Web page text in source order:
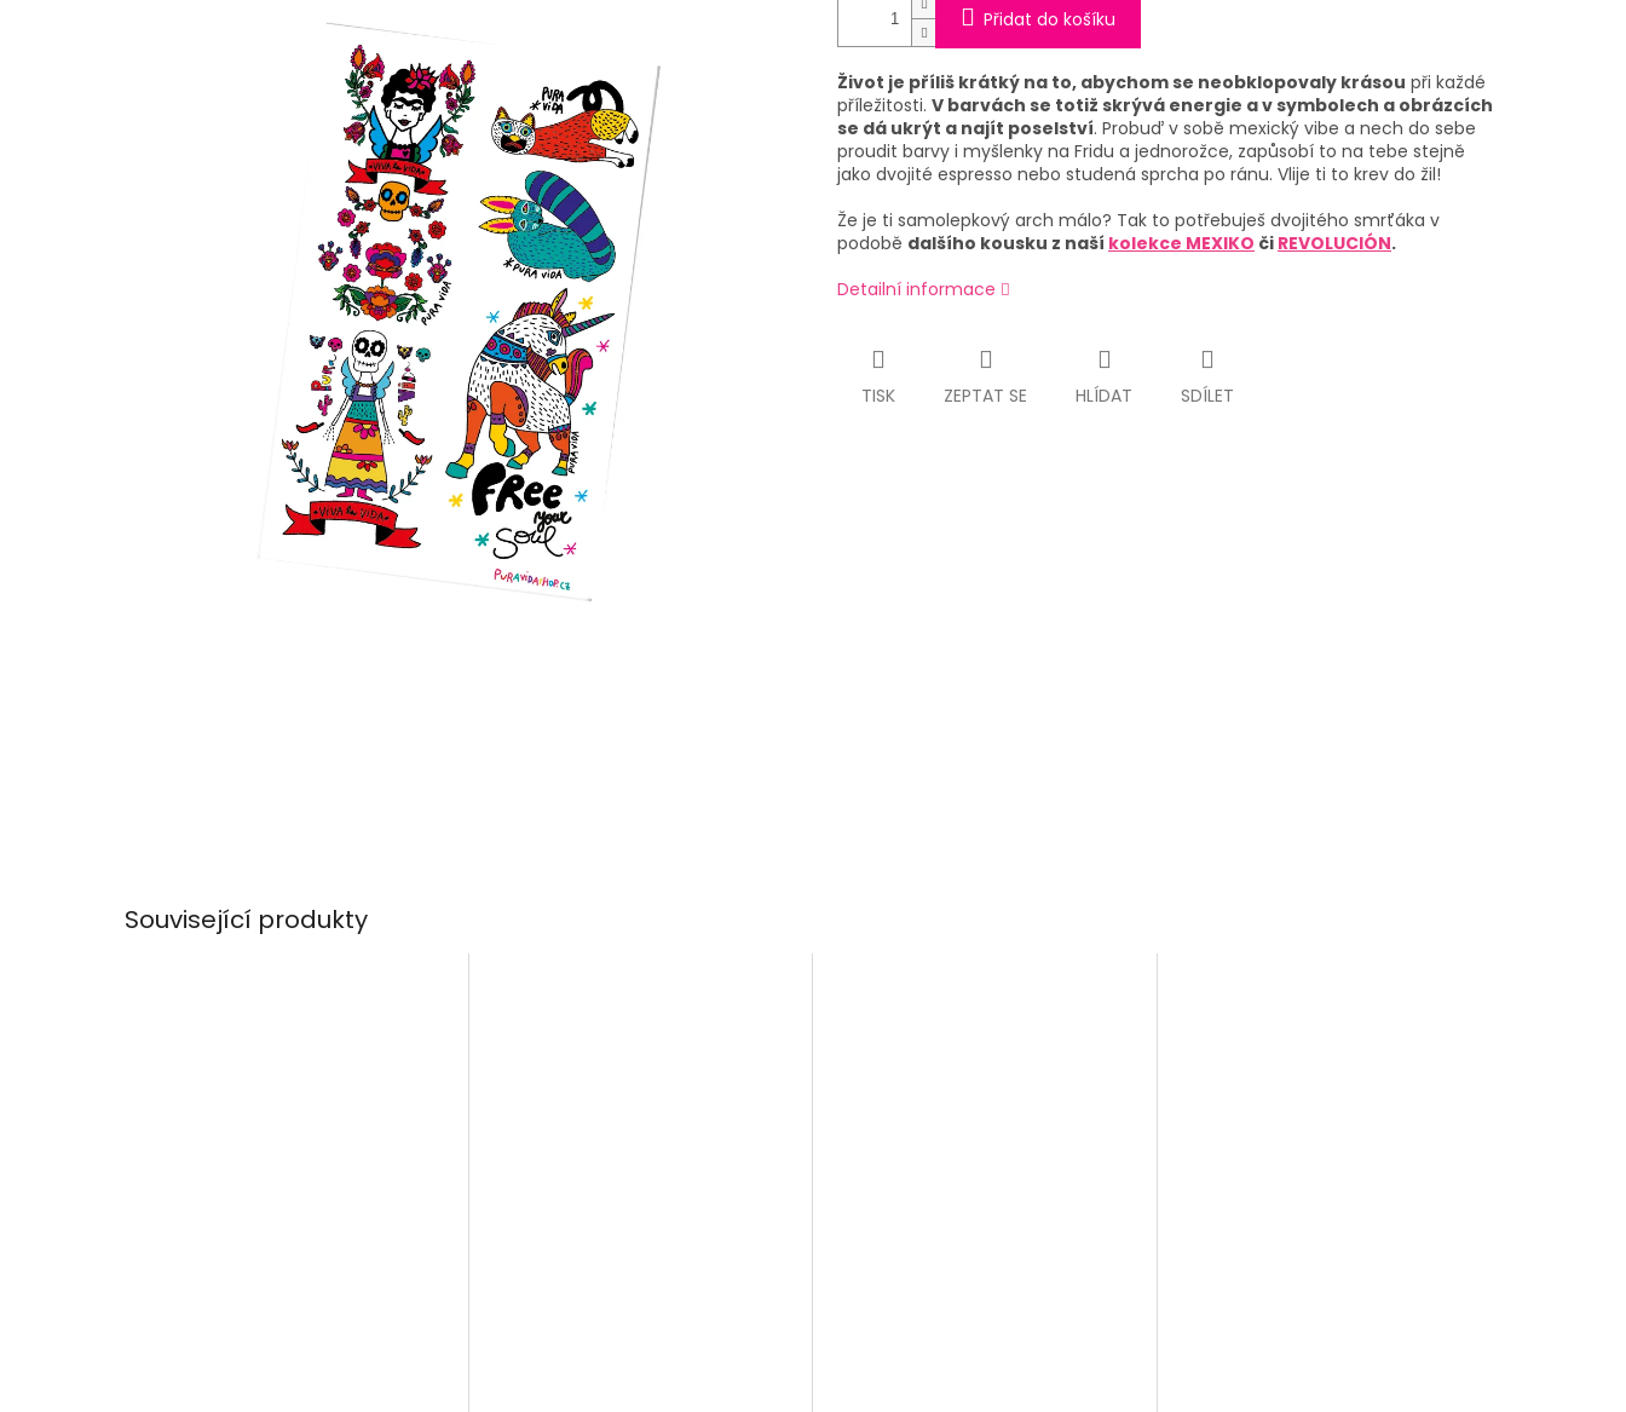
Přidat do košíku
Život je příliš krátký na to, abychom se neobklopovaly krásou při každé
příležitosti. V barvách se totiž skrývá energie a v symbolech a obrázcích
se dá ukrýt a najít poselství. Probuď v sobě mexický vibe a nech do sebe
proudit barvy i myšlenky na Fridu a jednorožce, zapůsobí to na tebe stejně
jako dvojité espresso nebo studená sprcha po ránu. Vlije ti to krev do žil!
Že je ti samolepkový arch málo? Tak to potřebuješ dvojitého smrťáka v
podobě dalšího kousku z naší kolekce MEXIKO či REVOLUCIÓN.
Detailní informace
TISK ZEPTAT SE HLÍDAT SDÍLET
Související produkty